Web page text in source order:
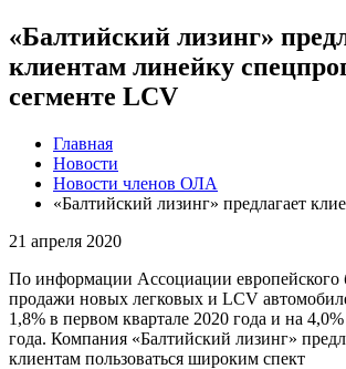
«Балтийский лизинг»
клиентам линейку
сегменте LCV
Главная
Новости
Новости членов ОЛА
«Балтийский лизинг» предлагает
21 апреля 2020
По информации Ассоциации европейского
продажи новых легковых и LCV
1,8% в первом квартале 2020 года и на
года. Компания «Балтийский лизинг»
клиентам пользоваться широким спект